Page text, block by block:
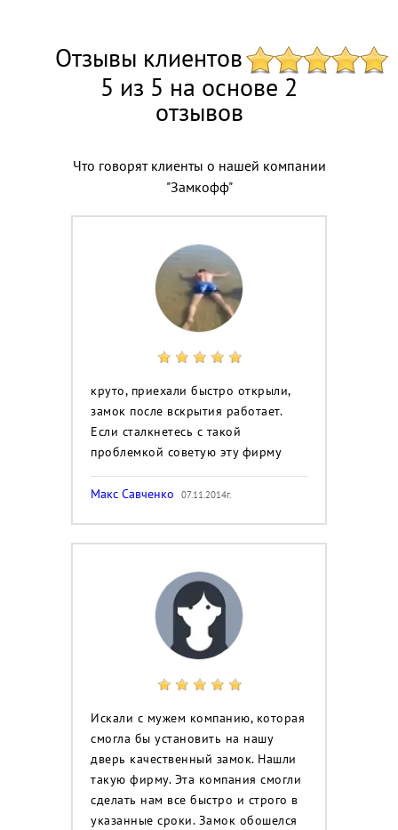
Отзывы клиентов
5 из 5 на основе 2
отзывов
Что говорят клиенты о нашей компании
"Замкофф"
круто, приехали быстро открыли,
замок после вскрытия работает.
Если сталкнетесь с такой
проблемкой советую эту фирму
Макс Савченко 07.11.2014г.
Искали с мужем компанию, которая
смогла бы установить на нашу
дверь качественный замок. Нашли
такую фирму. Эта компания смогли
сделать нам все быстро и строго в
указанные сроки. Замок обошелся